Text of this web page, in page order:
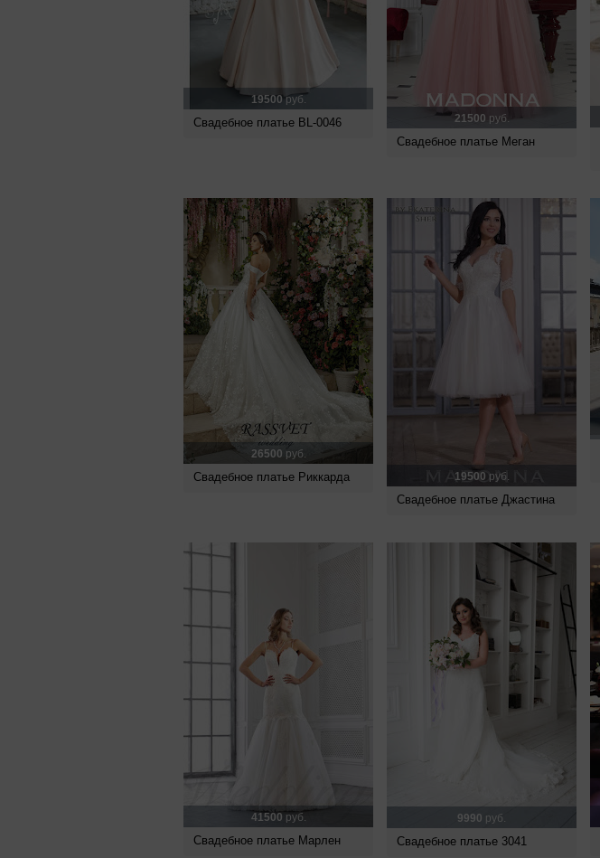
19500 руб.
Свадебное платье BL-0046 21500 руб.
Свадебное платье Меган
26500 руб.
Свадебное платье Риккарда 19500 руб.
Свадебное платье Джастина
41500 руб.
Свадебное платье Марлен
9990 руб.
Свадебное платье 3041